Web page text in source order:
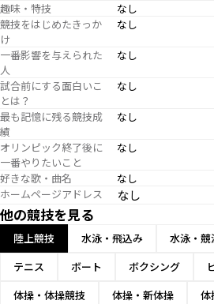
趣味・特技
なし
競技をはじめたきっか
け
なし
一番影響を与えられた
人
なし
試合前にする面白いこ
とは？
なし
最も記憶に残る競技成
績
なし
オリンピック終了後に
一番やりたいこと
なし
好きな歌・曲名
なし
ホームページアドレス
なし
他の競技を見る
陸上競技 水泳・飛込み 水泳・競
テニス
ボート ボクシング
体操・体操競技
体操・新体操
体